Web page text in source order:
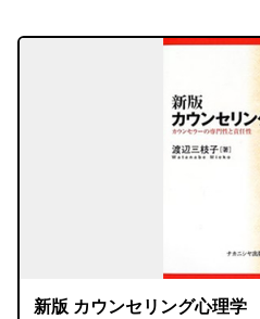
新版 カウンセリング心理学